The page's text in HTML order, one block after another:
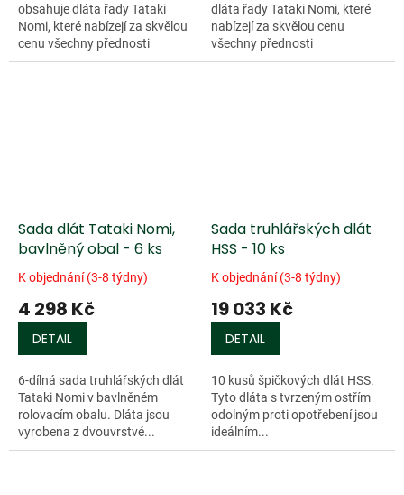
obsahuje dláta řady Tataki
Nomi, které nabízejí za skvělou
cenu všechny přednosti
japonských...
dláta řady Tataki Nomi, které
nabízejí za skvělou cenu
všechny přednosti
japonských...
Sada dlát Tataki Nomi,
bavlněný obal - 6 ks
K objednání (3-8 týdny)
4 298 Kč
DETAIL
6-dílná sada truhlářských dlát
Tataki Nomi v bavlněném
rolovacím obalu. Dláta jsou
vyrobena z dvouvrstvé...
Sada truhlářských dlát
HSS - 10 ks
K objednání (3-8 týdny)
19 033 Kč
DETAIL
10 kusů špičkových dlát HSS.
Tyto dláta s tvrzeným ostřím
odolným proti opotřebení jsou
ideálním...